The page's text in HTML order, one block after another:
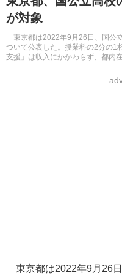
自由研究教材（小学生向け）
が対象
東京都は2022年9月26日、国公
ついて公表した。授業料の2分の1
支援」は収入にかかわらず、都内
東京都は2022年9月26